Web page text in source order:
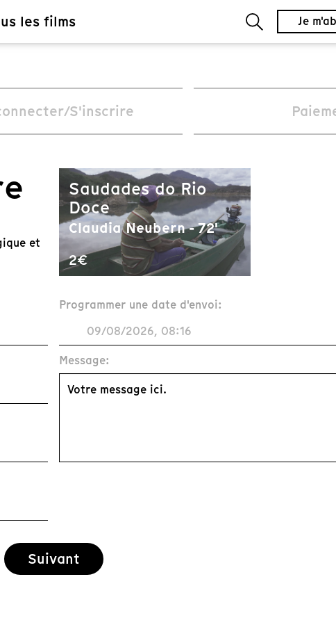
les films Je
S'inscrire
et
Saudades do Rio
Doce
Claudia Neubern - 72'
2€
Programmer une date d'envoi:
Message:
Suivant